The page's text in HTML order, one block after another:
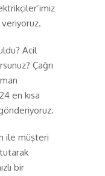
Acil
Çağrı
en kısa
ile müşteri
bir